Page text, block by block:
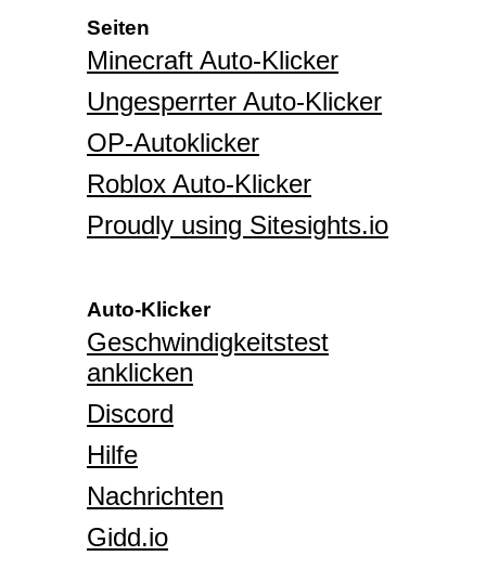
Seiten
Minecraft Auto-Klicker
Ungesperrter Auto-Klicker
OP-Autoklicker
Roblox Auto-Klicker
Proudly using Sitesights.io
Auto-Klicker
Geschwindigkeitstest
anklicken
Discord
Hilfe
Nachrichten
Gidd.io